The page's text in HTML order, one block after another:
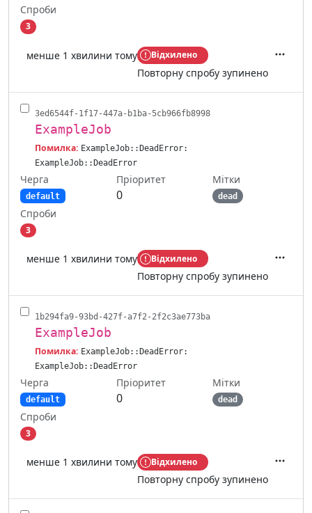
Спроби
3
менше 1 хвилини тому Відхилено
Повторну спробу зупинено
3ed6544f-1f17-447a-b1ba-5cb966fb8998
ExampleJob
Помилка: ExampleJob::DeadError:
ExampleJob::DeadError
Черга
default
Пріоритет
0
Мітки
dead
Спроби
3
менше 1 хвилини тому Відхилено
Повторну спробу зупинено
1b294fa9-93bd-427f-a7f2-2f2c3ae773ba
ExampleJob
Помилка: ExampleJob::DeadError:
ExampleJob::DeadError
Черга
default
Пріоритет
0
Мітки
dead
Спроби
3
менше 1 хвилини тому Відхилено
Повторну спробу зупинено